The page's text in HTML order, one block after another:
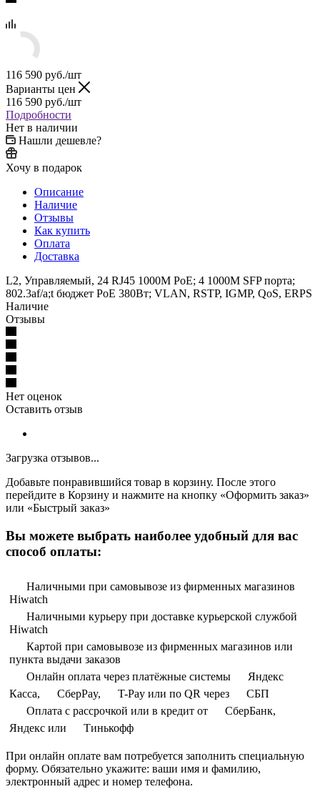
116 590 руб./шт
Варианты цен
116 590 руб./шт
Подробности
Нет в наличии
Нашли дешевле?
Хочу в подарок
Описание
Наличие
Отзывы
Как купить
Оплата
Доставка
L2, Управляемый, 24 RJ45 1000M PoE; 4 1000M SFP порта;
802.3af/a;t бюджет PoE 380Вт; VLAN, RSTP, IGMP, QoS, ERPS
Наличие
Отзывы
Нет оценок
Оставить отзыв
Загрузка отзывов...
Добавьте понравившийся товар в корзину. После этого
перейдите в Корзину и нажмите на кнопку «Оформить заказ»
или «Быстрый заказ»
Вы можете выбрать наиболее удобный для вас
способ оплаты:
Наличными при самовывозе из фирменных магазинов
Hiwatch
Наличными курьеру при доставке курьерской службой
Hiwatch
Картой при самовывозе из фирменных магазинов или
пункта выдачи заказов
Онлайн оплата через платёжные системы
Яндекс
Касса,
СберPay, T-Pay или по QR через
СБП
Оплата с рассрочкой или в кредит от
СберБанк,
Яндекс или
Тинькофф
При онлайн оплате вам потребуется заполнить специальную
форму. Обязательно укажите: ваши имя и фамилию,
электронный адрес и номер телефона.